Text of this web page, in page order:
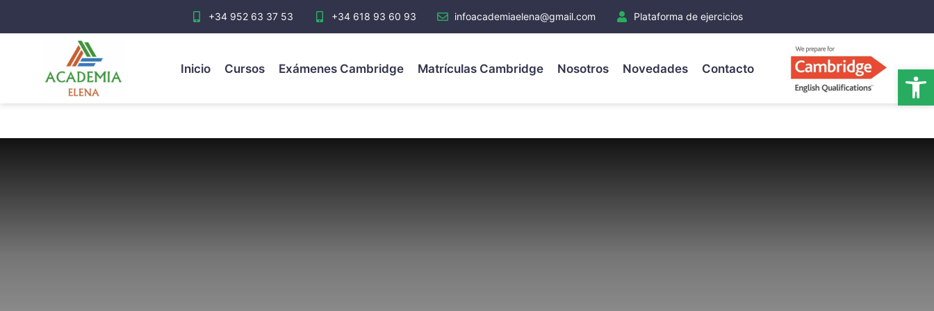
+34 952 63 37 53 +34 618 93 60 93 infoacademiaelena@gmail.com Plataforma de ejercicios
Inicio Cursos Exámenes Cambridge Matrículas Cambridge Nosotros Novedades Contacto